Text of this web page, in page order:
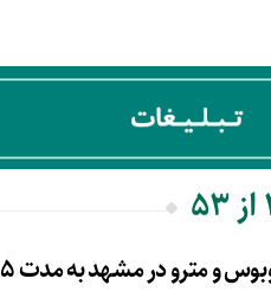
در مشهد به مدت ۵ روز رایگان شد